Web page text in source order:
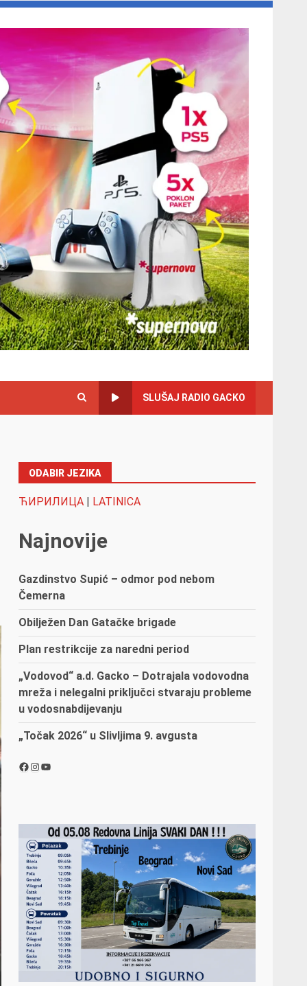
SLUŠAJ RADIO GACKO
ODABIR JEZIKA
ЋИРИЛИЦА | LATINICA
Najnovije
Gazdinstvo Supić – odmor pod nebom
Čemerna
Obilježen Dan Gatačke brigade
Plan restrikcije za naredni period
„Vodovod“ a.d. Gacko – Dotrajala vodovodna
mreža i nelegalni priključci stvaraju probleme
u vodosnabdijevanju
„Točak 2026“ u Slivljima 9. avgusta
Facebook
Instagram
YouTube